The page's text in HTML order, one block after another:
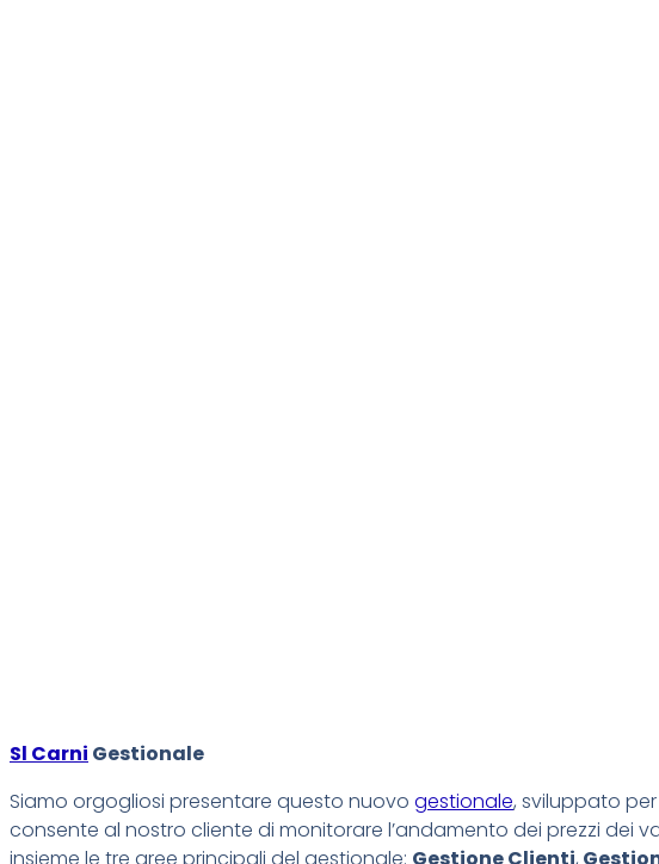
Sl Carni Gestionale
Siamo orgogliosi presentare questo nuovo gestionale, sviluppato
consente al nostro cliente di monitorare l’andamento dei prezzi